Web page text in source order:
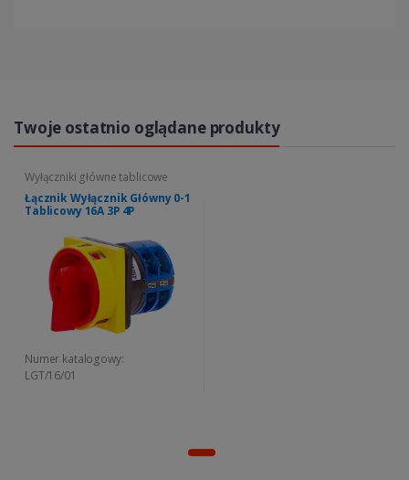
Twoje ostatnio oglądane produkty
Wyłączniki główne tablicowe
Łącznik Wyłącznik Główny 0-1
Tablicowy 16A 3P 4P
Numer katalogowy:
LGT/16/01